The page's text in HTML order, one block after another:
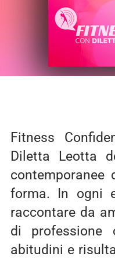
Fitness
Diletta Leotta
forma. In ogni
raccontare da
di professione
abitudini e